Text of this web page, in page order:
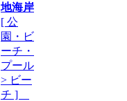
地海岸
[ 公
園・ビ
ーチ・
プール
> ビー
チ ]